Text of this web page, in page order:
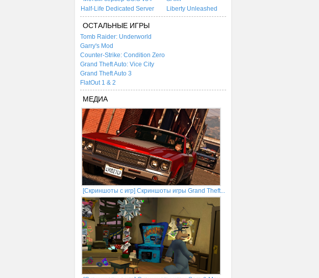
Half-Life Dedicated Server
Liberty Unleashed
ОСТАЛЬНЫЕ ИГРЫ
Tomb Raider: Underworld
Garry's Mod
Counter-Strike: Condition Zero
Grand Theft Auto: Vice City
Grand Theft Auto 3
FlatOut 1 & 2
МЕДИА
[Скриншоты с игр] Скриншоты игры Grand Theft...